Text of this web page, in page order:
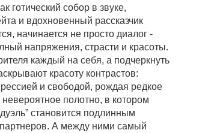
готический собор в звуке,
и вдохновенный рассказчик
начинается не просто диалог -
напряжения, страсти и красоты.
каждый на себя, а подчеркнуть
красоту контрастов:
и свободой, рождая редкое
полотно, в котором
становится подлинным
А между ними самый